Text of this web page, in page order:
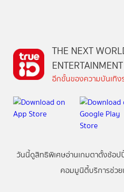
THE NEXT
ENTERTAINMENT
อีกขั้นของความบันเทิง
วันนี้ดูสิทธิพิเศษอ่านเกมตาตั้งช้อป
คอมมูนิตี้บริการช่วย